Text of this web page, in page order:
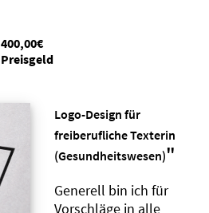
400,00€
Preisgeld
Logo-Design für
freiberufliche Texterin
(Gesundheitswesen)"
Generell bin ich für
Vorschläge in alle